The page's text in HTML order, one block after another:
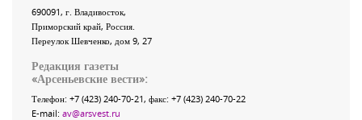
690091, г. Владивосток,
Приморский край, Россия
Переулок Шевченко, дом 9, 27
Редакция газеты
«Арсеньевские вести»:
Телефон: +7 (423) 240-70-21, факс: +7 (423) 240-70-22
E-mail: av@arsvest.ru